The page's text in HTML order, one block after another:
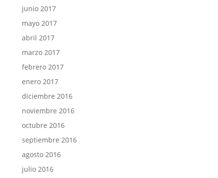
junio 2017
mayo 2017
abril 2017
marzo 2017
febrero 2017
enero 2017
diciembre 2016
noviembre 2016
octubre 2016
septiembre 2016
agosto 2016
julio 2016